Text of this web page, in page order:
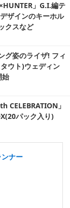
」G.I.編テ
ザインのキーホル
クスなど
グ姿のライザ! フィ
ウト)ウェディン
始
CELEBRATION」
パック入り)
ナー